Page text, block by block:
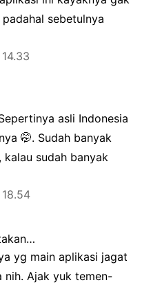
sebetulnya
asli Indonesia
🤭. Sudah banyak
sudah banyak
yg main aplikasi jagat
nih. Ajak yuk temen-